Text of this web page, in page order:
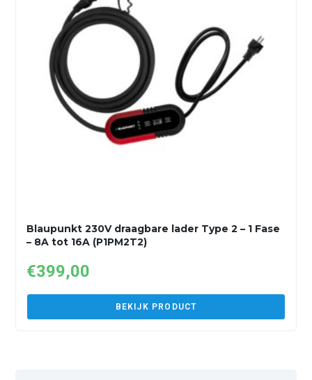
Blaupunkt 230V draagbare lader Type 2 – 1 Fase
– 8A tot 16A (P1PM2T2)
€399,00
BEKIJK PRODUCT